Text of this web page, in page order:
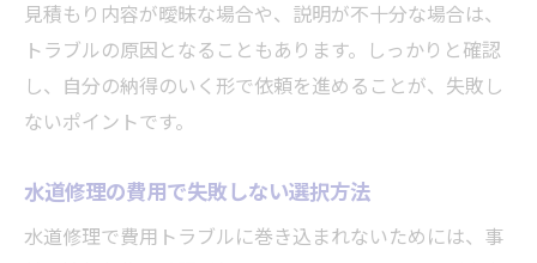
見積もり内容が曖昧な場合や、説明が不十分な場合は、
トラブルの原因となることもあります。しっかりと確認
し、自分の納得のいく形で依頼を進めることが、失敗し
ないポイントです。
水道修理の費用で失敗しない選択方法
水道修理で費用トラブルに巻き込まれないためには、事